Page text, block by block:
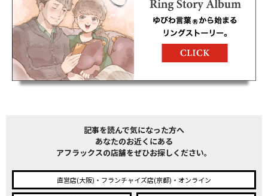
記事を読んで気になった方へ
あなたのお近くにある
アフラックスの店舗をぜひお探しください。
直営店(大阪)・フランチャイズ店(京都)・オンライン